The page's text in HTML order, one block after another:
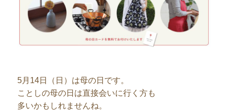
5月14日（日）は母の日です。
ことしの母の日は直接会いに行く方も
多いかもしれませんね。